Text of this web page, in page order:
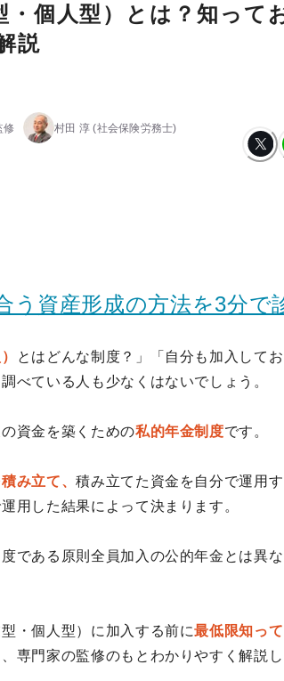
・個人型）とは？知って
説
修 村田 淳 (社会保険労務士)
う資産形成の方法を3分で
とはどんな制度？」「自分も加入して
べている人も少なくはないでしょう。
資金を築くための私的年金制度です。
み立て、積み立てた資金を自分で運用
用した結果によって決まります。
である原則全員加入の公的年金とは異
・個人型）に加入する前に最低限知っ
専門家の監修のもとわかりやすく解説